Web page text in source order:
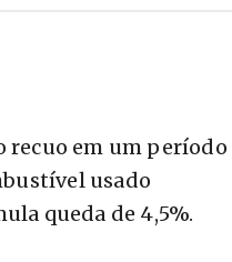
recuo em um período
usado
queda de 4,5%.